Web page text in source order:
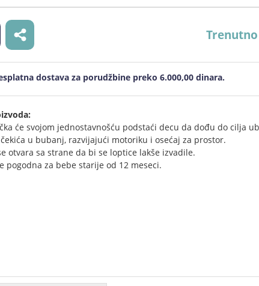
dostava za porudžbine preko 6.000,00 dinara.
će svojom jednostavnošću podstaći decu da dođu do cilja
u bubanj, razvijajući motoriku i osećaj za prostor.
otvara sa strane da bi se loptice lakše izvadile.
pogodna za bebe starije od 12 meseci.